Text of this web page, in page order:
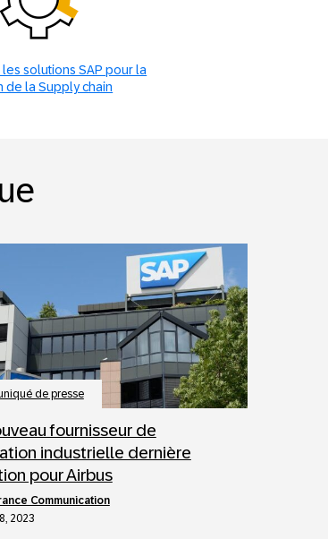
solutions SAP pour la
de la Supply chain
de presse
fournisseur de
industrielle dernière
pour Airbus
Communication
2023